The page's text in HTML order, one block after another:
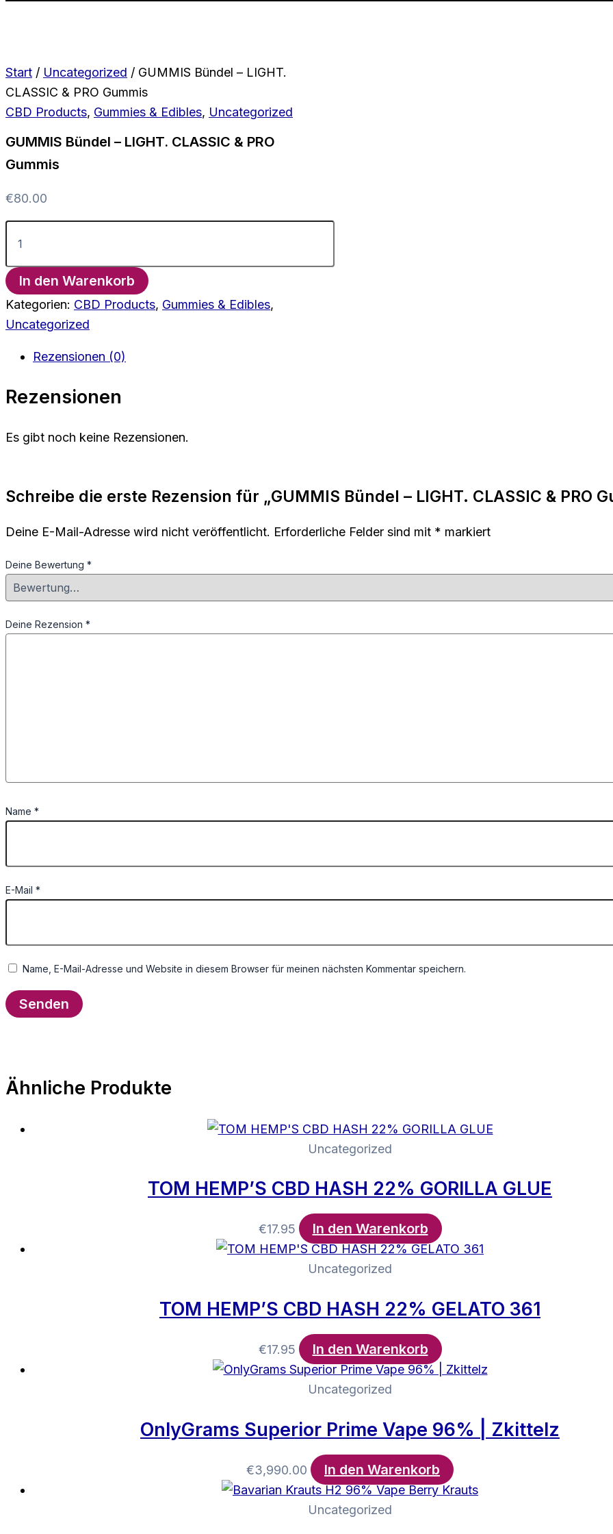
Start / Uncategorized / GUMMIS Bündel – LIGHT.
CLASSIC & PRO Gummis
CBD Products, Gummies & Edibles, Uncategorized
GUMMIS Bündel – LIGHT. CLASSIC & PRO
Gummis
€80.00
GUMMIS
Bündel
LIGHT.
CLASSIC
&
PRO
Gummis
In den Warenkorb
Kategorien: CBD Products, Gummies & Edibles,
Uncategorized
Rezensionen (0)
Rezensionen
Es gibt noch keine Rezensionen.
Schreibe die erste Rezension für „GUMMIS Bündel – LIGHT. CLASSIC & PRO
Deine E-Mail-Adresse wird nicht veröffentlicht. Erforderliche Felder sind mit * markiert
Deine Bewertung *
Deine Rezension *
Name *
E-Mail *
Name, E-Mail-Adresse und Website in diesem Browser für meinen nächsten Kommentar speichern.
Ähnliche Produkte
Uncategorized
TOM HEMP’S CBD HASH 22% GORILLA GLUE
€17.95 In den Warenkorb
Uncategorized
TOM HEMP’S CBD HASH 22% GELATO 361
€17.95 In den Warenkorb
Uncategorized
OnlyGrams Superior Prime Vape 96% | Zkittelz
€3,990.00 In den Warenkorb
Uncategorized